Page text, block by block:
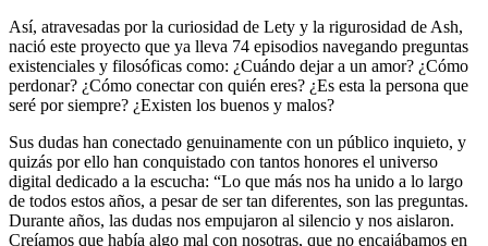
Así, atravesadas por la curiosidad de Lety y la rigurosidad de Ash,
nació este proyecto que ya lleva 74 episodios navegando preguntas
existenciales y filosóficas como: ¿Cuándo dejar a un amor? ¿Cómo
perdonar? ¿Cómo conectar con quién eres? ¿Es esta la persona que
seré por siempre? ¿Existen los buenos y malos?
Sus dudas han conectado genuinamente con un público inquieto, y
quizás por ello han conquistado con tantos honores el universo
digital dedicado a la escucha: “Lo que más nos ha unido a lo largo
de todos estos años, a pesar de ser tan diferentes, son las preguntas.
Durante años, las dudas nos empujaron al silencio y nos aislaron.
Creíamos que había algo mal con nosotras, que no encajábamos en